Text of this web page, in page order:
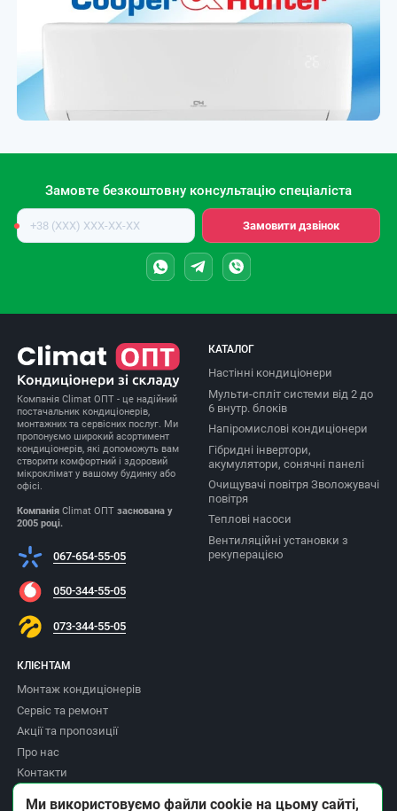
Замовте безкоштовну консультацію спеціаліста
Номер
телефону
Замовити дзвінок
Компанія Climat ОПТ - це надійний
постачальник кондиціонерів,
монтажних та сервісних послуг. Ми
пропонуємо широкий асортимент
кондиціонерів, які допоможуть вам
створити комфортний і здоровий
мікроклімат у вашому будинку або
офісі.
Компанія Climat ОПТзаснована у
2005 році.
067-654-55-05
050-344-55-05
073-344-55-05
КАТАЛОГ
Настінні кондиціонери
Мульти-спліт системи від 2 до
6 внутр. блоків
Напіромислові кондиціонери
Гібридні інвертори,
акумулятори, сонячні панелі
Очищувачі повітря Зволожувачі
повітря
Теплові насоси
Вентиляційні установки з
рекуперацією
КЛІЄНТАМ
Монтаж кондиціонерів
Сервіс та ремонт
Акції та пропозиції
Про нас
Контакти
Ми використовуємо файли cookie на цьому сайті,